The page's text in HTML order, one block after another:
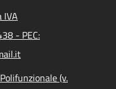
- PEC:
(v.